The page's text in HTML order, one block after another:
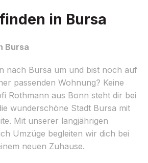
in Bursa
Bursa
nach Bursa um und bist noch auf
passenden Wohnung? Keine
Rothmann aus Bonn steht dir bei
wunderschöne Stadt Bursa mit
Mit unserer langjährigen
Umzüge begleiten wir dich bei
neuen Zuhause.